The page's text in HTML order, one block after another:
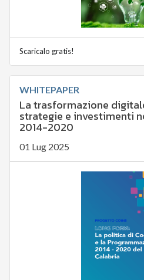
Scaricalo gratis!
WHITEPAPER
La trasformazione
strategie e investimenti
2014-2020
01 Lug 2025